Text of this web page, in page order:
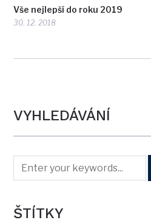
Vše nejlepší do roku 2019
30. 12. 2018
VYHLEDÁVÁNÍ
ŠTÍTKY